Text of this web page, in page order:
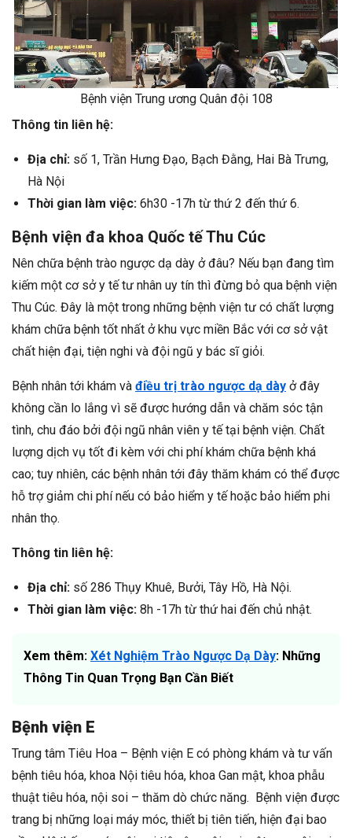
Bệnh viện Trung ương Quân đội 108
Thông tin liên hệ:
Địa chỉ: số 1, Trần Hưng Đạo, Bạch Đằng, Hai Bà Trưng,
Hà Nội
Thời gian làm việc: 6h30 -17h từ thứ 2 đến thứ 6.
Bệnh viện đa khoa Quốc tế Thu Cúc
Nên chữa bệnh trào ngược dạ dày ở đâu? Nếu bạn đang tìm
kiếm một cơ sở y tế tư nhân uy tín thì đừng bỏ qua bệnh viện
Thu Cúc. Đây là một trong những bệnh viện tư có chất lượng
khám chữa bệnh tốt nhất ở khu vực miền Bắc với cơ sở vật
chất hiện đại, tiện nghi và đội ngũ y bác sĩ giỏi.
Bệnh nhân tới khám và điều trị trào ngược dạ dày ở đây
không cần lo lắng vì sẽ được hướng dẫn và chăm sóc tận
tình, chu đáo bởi đội ngũ nhân viên y tế tại bệnh viện. Chất
lượng dịch vụ tốt đi kèm với chi phí khám chữa bệnh khá
cao; tuy nhiên, các bệnh nhân tới đây thăm khám có thể được
hỗ trợ giảm chi phí nếu có bảo hiểm y tế hoặc bảo hiểm phi
nhân thọ.
Thông tin liên hệ:
Địa chỉ: số 286 Thụy Khuê, Bưởi, Tây Hồ, Hà Nội.
Thời gian làm việc: 8h -17h từ thứ hai đến chủ nhật.
Xem thêm: Xét Nghiệm Trào Ngược Dạ Dày: Những
Thông Tin Quan Trọng Bạn Cần Biết
Bệnh viện E
Trung tâm Tiêu Hoa – Bệnh viện E có phòng khám và tư vấn
bệnh tiêu hóa, khoa Nội tiêu hóa, khoa Gan mật, khoa phẫu
thuật tiêu hóa, nội soi – thăm dò chức năng. Bệnh viện được
trang bị những loại máy móc, thiết bị tiên tiến, hiện đại bao